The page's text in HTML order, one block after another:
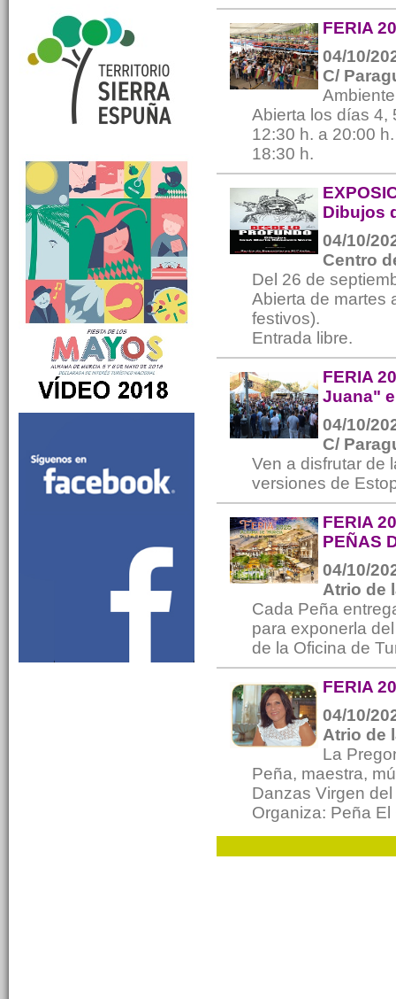
FERIA
04/10/
C/
Abierta los días 4,
12:30 h. a 20:00
18:30 h.
Dibujos
04/10/
Centro
Del 26 de
Abierta de martes
festivos).
Entrada libre.
FERIA
Juana"
04/10/
C/
Ven a disfrutar de
versiones de
FERIA
PEÑAS
04/10/
Atrio de
Cada Peña
para exponerla
de la Oficina de
FERIA
04/10/
Atrio de
La
Peña, maestra,
Danzas Virgen
Organiza: Peña